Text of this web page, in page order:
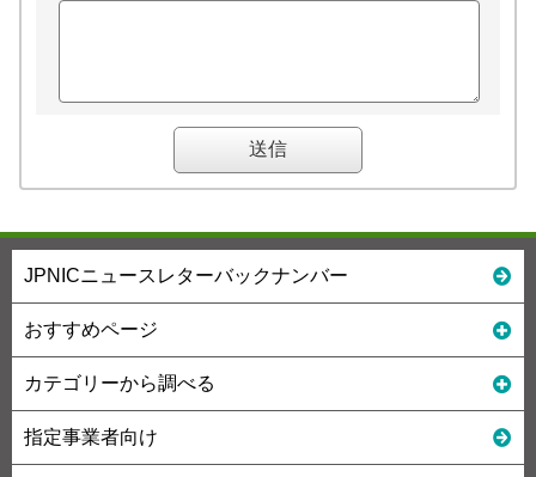
JPNICニュースレターバックナンバー
おすすめページ
カテゴリーから調べる
指定事業者向け